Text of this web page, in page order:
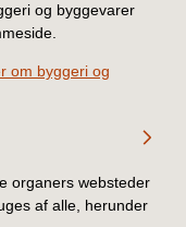
og byggevarer
om byggeri og
organers websteder
af alle, herunder